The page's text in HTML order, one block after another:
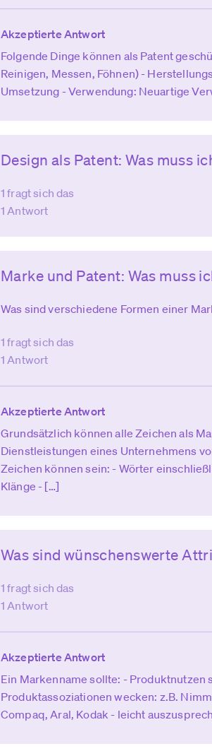
Akzeptierte Antwort
Folgende Dinge können als Patent
Reinigen, Messen, Föhnen) -
Umsetzung - Verwendung: Neuartige
Design als Patent: Was muss
1 fragt sich das
1 Antwort
Marke und Patent: Was muss
Was sind verschiedene Formen einer
1 fragt sich das
1 Antwort
Akzeptierte Antwort
Grundsätzlich können alle Zeichen als
Dienstleistungen eines Unternehmens
Zeichen können sein: - Wörter
Klänge - […]
Was sind wünschenswerte
1 fragt sich das
1 Antwort
Akzeptierte Antwort
Ein Markenname sollte: - Produktnutzen
Produktassoziationen wecken: z.B.
Compaq, Aral, Kodak - leicht